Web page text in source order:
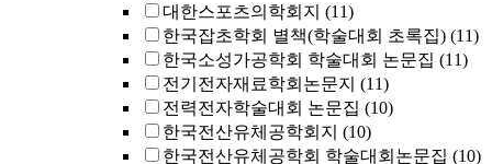
대한스포츠의학회지 (11)
한국잡초학회 별책(학술대회 초록집) (11)
한국소성가공학회 학술대회 논문집 (11)
전기전자재료학회논문지 (11)
전력전자학술대회 논문집 (10)
한국전산유체공학회지 (10)
한국전산유체공학회 학술대회논문집 (10)